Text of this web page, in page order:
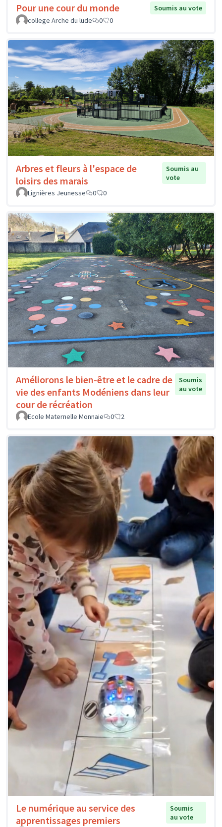
Pour une cour du monde
Soumis au vote
college Arche du lude
0 0
Arbres et fleurs à l'espace de
loisirs des marais
Soumis au
vote
Lignières Jeunesse
0 0
Améliorons le bien-être et le cadre de
vie des enfants Modéniens dans leur
cour de récréation
Soumis
au vote
Ecole Maternelle Monnaie 0 2
Le numérique au service des
apprentissages premiers
Soumis
au vote